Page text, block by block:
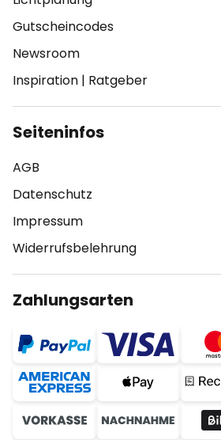
Gutscheincodes
Newsroom
Inspiration | Ratgeber
Seiteninfos
AGB
Datenschutz
Impressum
Widerrufsbelehrung
Zahlungsarten